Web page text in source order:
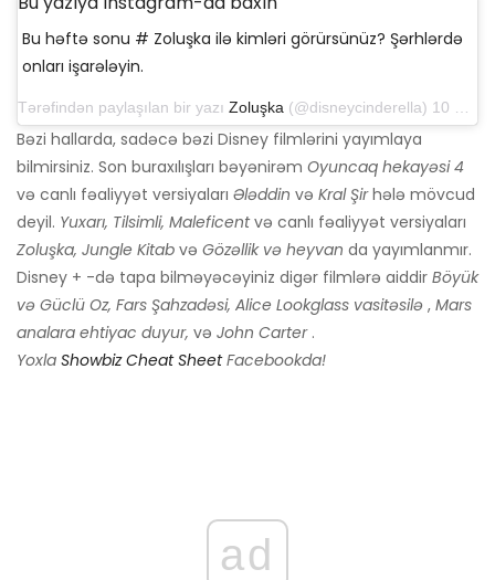
Bu həftə sonu # Zoluşka ilə kimləri görürsünüz? Şərhlərdə
onları işarələyin.
Tərəfindən paylaşılan bir yazı Zoluşka (@disneycinderella) 10 aprel 2015-ci il tarixində, saat 16: 07-də ​​PDT
Bəzi hallarda, sadəcə bəzi Disney filmlərini yayımlaya
bilmirsiniz. Son buraxılışları bəyənirəm Oyuncaq hekayəsi 4
və canlı fəaliyyət versiyaları Ələddin və Kral Şirhələ mövcud
deyil. Yuxarı, Tilsimli, Maleficentvə canlı fəaliyyət versiyaları
Zoluşka, Jungle Kitab və Gözəllik və heyvan da yayımlanmır.
Disney + -də tapa bilməyəcəyiniz digər filmlərə aiddir Böyük
və Güclü Oz, Fars Şahzadəsi, Alice Lookglass vasitəsilə , Mars
analara ehtiyac duyur, və John Carter.
Yoxla Showbiz Cheat SheetFacebookda!
ad